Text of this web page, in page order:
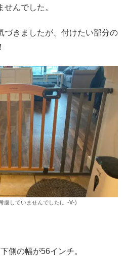
んでした。
きましたが、付けたい部分の
慮していませんでした(。-∀-)
側の幅が56インチ。